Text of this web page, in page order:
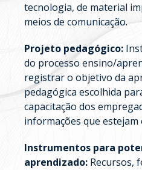
tecnologia, de material
meios de comunicação.
Projeto pedagógico:
do processo ensino/
registrar o objetivo da
pedagógica escolhida
capacitação dos
informações que
Instrumentos para
aprendizado: Recursos,